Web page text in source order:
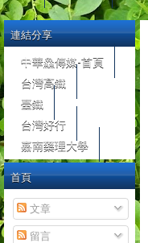
連結分享
中華鱻傳媒-首頁
台灣高鐵
臺鐵
台灣好行
嘉南藥理大學
首頁
文章
留言